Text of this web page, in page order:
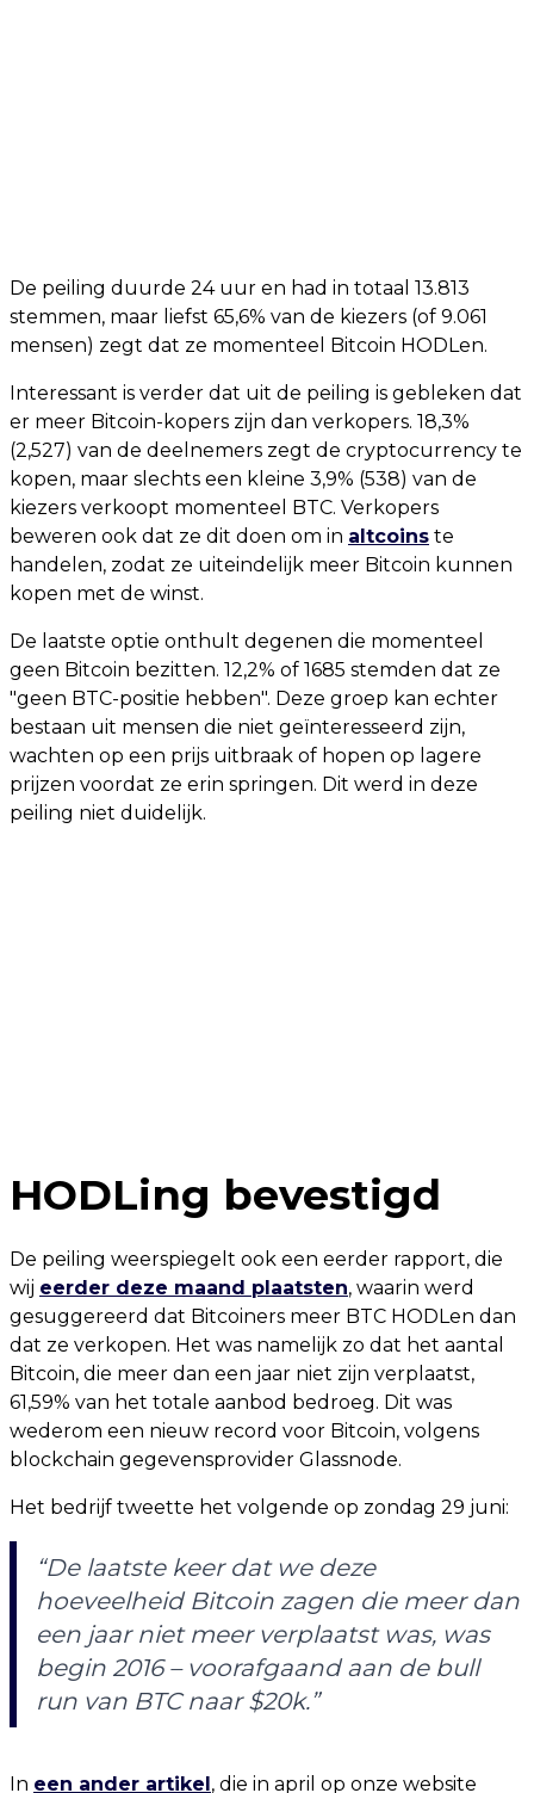
De peiling duurde 24 uur en had in totaal 13.813
stemmen, maar liefst 65,6% van de kiezers (of 9.061
mensen) zegt dat ze momenteel Bitcoin HODLen.
Interessant is verder dat uit de peiling is gebleken dat
er meer Bitcoin-kopers zijn dan verkopers. 18,3%
(2,527) van de deelnemers zegt de cryptocurrency te
kopen, maar slechts een kleine 3,9% (538) van de
kiezers verkoopt momenteel BTC. Verkopers
beweren ook dat ze dit doen om in altcoins te
handelen, zodat ze uiteindelijk meer Bitcoin kunnen
kopen met de winst.
De laatste optie onthult degenen die momenteel
geen Bitcoin bezitten. 12,2% of 1685 stemden dat ze
"geen BTC-positie hebben". Deze groep kan echter
bestaan ​​uit mensen die niet geïnteresseerd zijn,
wachten op een prijs uitbraak of hopen op lagere
prijzen voordat ze erin springen. Dit werd in deze
peiling niet duidelijk.
HODLing bevestigd
De peiling weerspiegelt ook een eerder rapport, die
wij eerder deze maand plaatsten, waarin werd
gesuggereerd dat Bitcoiners meer BTC HODLen dan
dat ze verkopen. Het was namelijk zo dat het aantal
Bitcoin, die meer dan een jaar niet zijn verplaatst,
61,59% van het totale aanbod bedroeg. Dit was
wederom een nieuw record voor Bitcoin, volgens
blockchain gegevensprovider Glassnode.
Het bedrijf tweette het volgende op zondag 29 juni:
“De laatste keer dat we deze
hoeveelheid Bitcoin zagen die meer dan
een jaar niet meer verplaatst was, was
begin 2016 – voorafgaand aan de bull
run van BTC naar $20k.”
In een ander artikel, die in april op onze website